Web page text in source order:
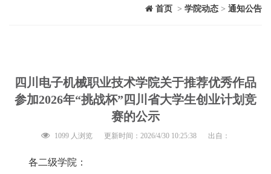
首页 > 学院动态 > 通知公告
四川电子机械职业技术学院关于推荐优秀作品
参加2026年“挑战杯”四川省大学生创业计划竞
赛的公示
1099 人浏览 更新时间：2026/4/30 10:25:38 出自：
各二级学院：